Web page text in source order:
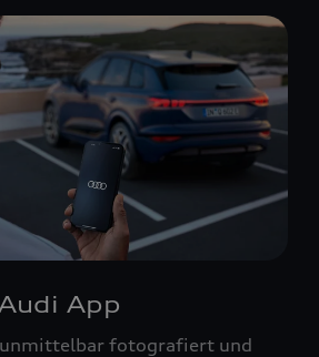
App
unmittelbar fotografiert und